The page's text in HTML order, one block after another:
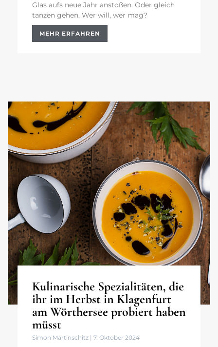
Glas aufs neue Jahr anstoßen. Oder gleich
tanzen gehen. Wer will, wer mag?
MEHR ERFAHREN
Kulinarische Spezialitäten, die
ihr im Herbst in Klagenfurt
am Wörthersee probiert haben
müsst
Simon Martinschitz 7. Oktober 2024